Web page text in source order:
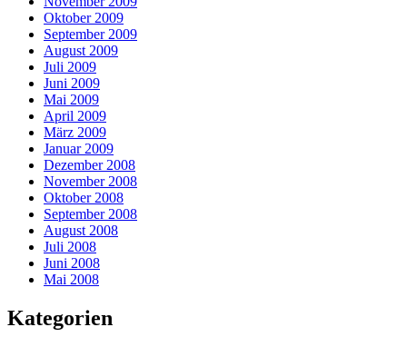
Oktober 2009
September 2009
August 2009
Juli 2009
Juni 2009
Mai 2009
April 2009
März 2009
Januar 2009
Dezember 2008
November 2008
Oktober 2008
September 2008
August 2008
Juli 2008
Juni 2008
Mai 2008
Kategorien